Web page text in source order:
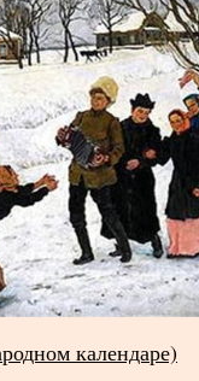
календаре)